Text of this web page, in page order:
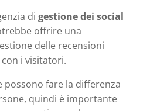
di gestione dei social
offrire una
delle recensioni
i visitatori.
possono fare la differenza
quindi è importante